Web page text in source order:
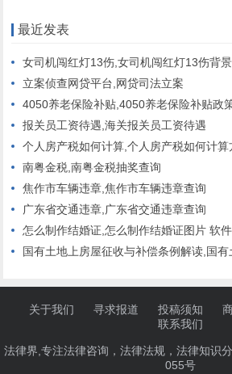
最近发表
女司机闯红灯13伤,女司机闯红灯13伤背景
立案侦查网贷平台,网贷司法立案
4050养老保险补贴,4050养老保险补贴政策2020年
报关员工资待遇,海关报关员工资待遇
个人房产税如何计算,个人房产税如何计算
南粤金税,南粤金税抽奖查询
焦作市车辆违章,焦作市车辆违章查询
广东省交通违章,广东省交通违章查询
怎么制作结婚证,怎么制作结婚证图片 软件
国有土地上房屋征收与补偿条例解读,国有土
关于我们 寻求报道 投稿须知
联系我们
法律界,专注法律咨询，法律法规，法律知识
055号